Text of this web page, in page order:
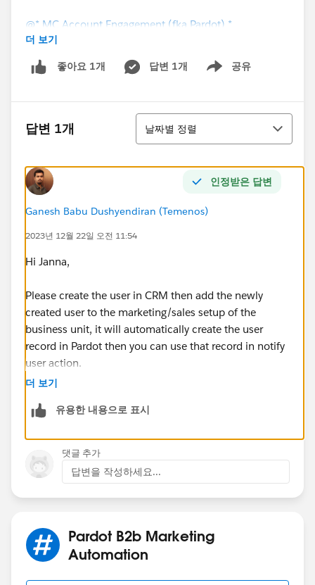
@* MC Account Engagement (fka Pardot) *
더 보기
좋아요 1개 답변 1개 공유
Show menu
답변 1개
정렬
날짜별 정렬
인정받은 답변
Ganesh Babu Dushyendiran (Temenos)
2023년 12월 22일 오전 11:54
Hi Janna,
Please create the user in CRM then add the newly
created user to the marketing/sales setup of the
business unit, it will automatically create the user
record in Pardot then you can use that record in notify
user action.
더 보기
유용한 내용으로 표시
댓글 추가
답변을 작성하세요...
Pardot B2b Marketing
Automation